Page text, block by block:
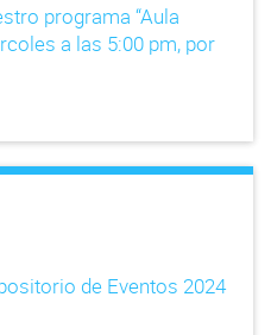
programa “Aula
a las 5:00 pm, por
de Eventos 2024